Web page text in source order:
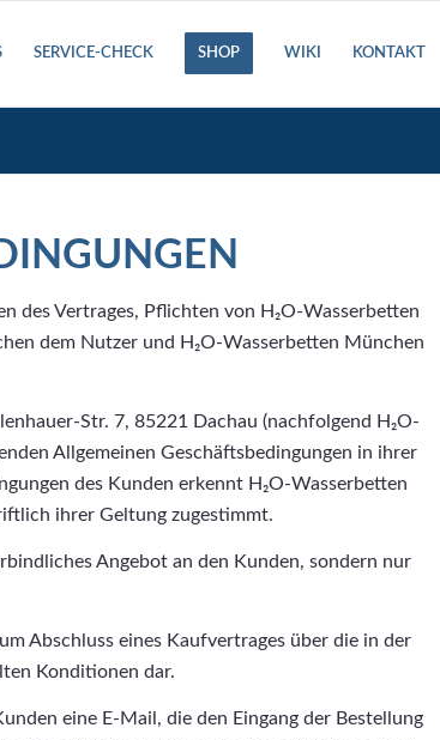
SERVICE-CHECK SHOP WIKI KONTAKT
des Vertrages, Pflichten von H₂O-Wasserbetten
dem Nutzer und H₂O-Wasserbetten München
Str. 7, 85221 Dachau (nachfolgend H₂O-
Allgemeinen Geschäftsbedingungen in ihrer
des Kunden erkennt H₂O-Wasserbetten
ihrer Geltung zugestimmt.
Angebot an den Kunden, sondern nur
Abschluss eines Kaufvertrages über die in der
Konditionen dar.
eine E-Mail, die den Eingang der Bestellung